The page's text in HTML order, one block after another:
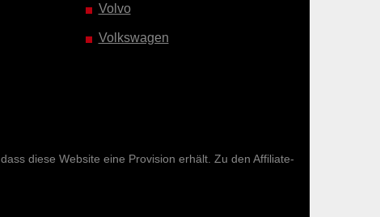
Volvo
Volkswagen
diese Website eine Provision erhält. Zu den Affiliate-